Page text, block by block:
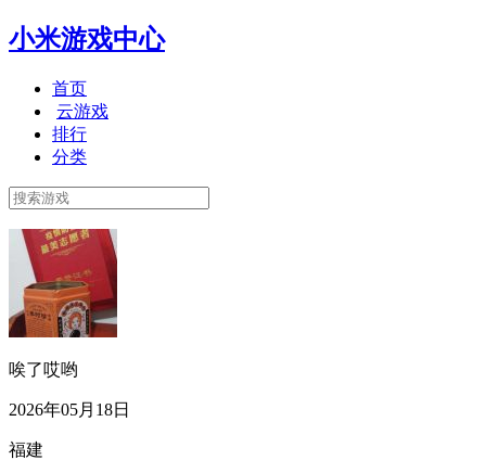
小米游戏中心
首页
云游戏
排行
分类
唉了哎哟
2026年05月18日
福建